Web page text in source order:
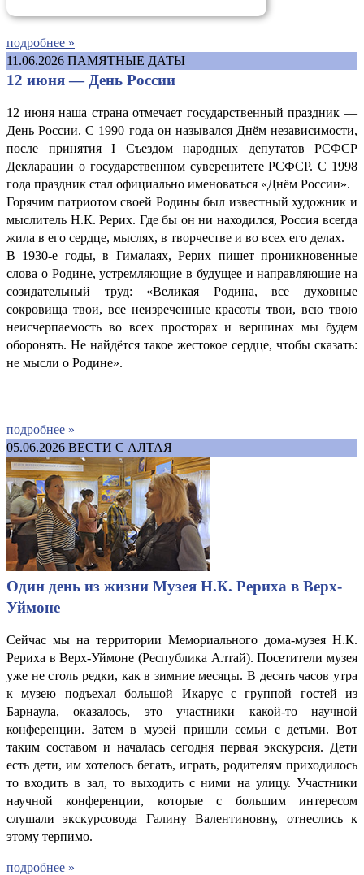
подробнее »
11.06.2026 ПАМЯТНЫЕ ДАТЫ
12 июня — День России
12 июня наша страна отмечает государственный праздник —
День России. С 1990 года он назывался Днём независимости,
после принятия I Съездом народных депутатов РСФСР
Декларации о государственном суверенитете РСФСР. С 1998
года праздник стал официально именоваться «Днём России».
Горячим патриотом своей Родины был известный художник и
мыслитель Н.К. Рерих. Где бы он ни находился, Россия всегда
жила в его сердце, мыслях, в творчестве и во всех его делах.
В 1930-е годы, в Гималаях, Рерих пишет проникновенные
слова о Родине, устремляющие в будущее и направляющие на
созидательный труд: «Великая Родина, все духовные
сокровища твои, все неизреченные красоты твои, всю твою
неисчерпаемость во всех просторах и вершинах мы будем
оборонять. Не найдётся такое жестокое сердце, чтобы сказать:
не мысли о Родине».
подробнее »
05.06.2026 ВЕСТИ С АЛТАЯ
Один день из жизни Музея Н.К. Рериха в Верх-
Уймоне
Сейчас мы на территории Мемориального дома-музея Н.К.
Рериха в Верх-Уймоне (Республика Алтай). Посетители музея
уже не столь редки, как в зимние месяцы. В десять часов утра
к музею подъехал большой Икарус с группой гостей из
Барнаула, оказалось, это участники какой-то научной
конференции. Затем в музей пришли семьи с детьми. Вот
таким составом и началась сегодня первая экскурсия. Дети
есть дети, им хотелось бегать, играть, родителям приходилось
то входить в зал, то выходить с ними на улицу. Участники
научной конференции, которые с большим интересом
слушали экскурсовода Галину Валентиновну, отнеслись к
этому терпимо.
подробнее »